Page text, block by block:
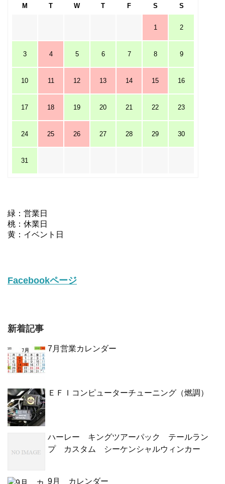
M T W T F S S
1 2
3 4 5 6 7 8 9
10 11 12 13 14 15 16
17 18 19 20 21 22 23
24 25 26 27 28 29 30
31
緑：営業日
桃：休業日
黄：イベント日
Facebookページ
新着記事
7月営業カレンダー
ＥＦＩコンピューターチューニング（燃調）
ハーレー キングツアーパック テールラン
プ カスタム シーケンシャルウィンカー
9月 カレンダー